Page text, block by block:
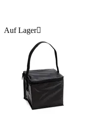
Auf Lager